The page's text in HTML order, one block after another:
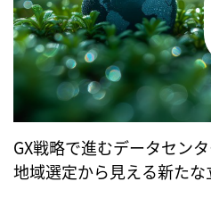
GX戦略で進むデータセン
地域選定から見える新たな